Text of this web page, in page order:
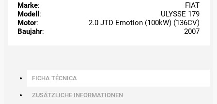
Marke:
FIAT
Modell :
ULYSSE 179
Motor:
2.0 JTD Emotion (100kW) (136CV)
Baujahr: 2007
FICHA TÉCNICA
ZUSÄTZLICHE INFORMATIONEN